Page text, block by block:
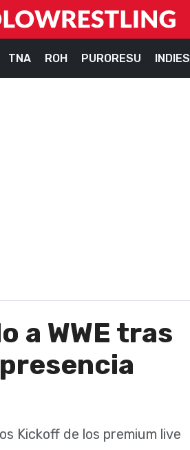
TNA ROH PURORESU INDIES
a WWE tras
Kickoff de los premium live